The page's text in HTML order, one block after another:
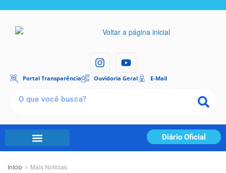
Portal Transparência Ouvidoria Geral E-Mail
Diário Oficial
Início Mais Notícias